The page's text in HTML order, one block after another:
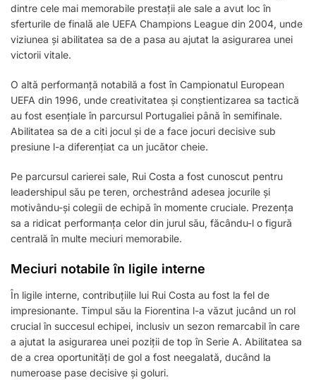
dintre cele mai memorabile prestații ale sale a avut loc în
sferturile de finală ale UEFA Champions League din 2004, unde
viziunea și abilitatea sa de a pasa au ajutat la asigurarea unei
victorii vitale.
O altă performanță notabilă a fost în Campionatul European
UEFA din 1996, unde creativitatea și conștientizarea sa tactică
au fost esențiale în parcursul Portugaliei până în semifinale.
Abilitatea sa de a citi jocul și de a face jocuri decisive sub
presiune l-a diferențiat ca un jucător cheie.
Pe parcursul carierei sale, Rui Costa a fost cunoscut pentru
leadershipul său pe teren, orchestrând adesea jocurile și
motivându-și colegii de echipă în momente cruciale. Prezența
sa a ridicat performanța celor din jurul său, făcându-l o figură
centrală în multe meciuri memorabile.
Meciuri notabile în ligile interne
În ligile interne, contribuțiile lui Rui Costa au fost la fel de
impresionante. Timpul său la Fiorentina l-a văzut jucând un rol
crucial în succesul echipei, inclusiv un sezon remarcabil în care
a ajutat la asigurarea unei poziții de top în Serie A. Abilitatea sa
de a crea oportunități de gol a fost neegalată, ducând la
numeroase pase decisive și goluri.